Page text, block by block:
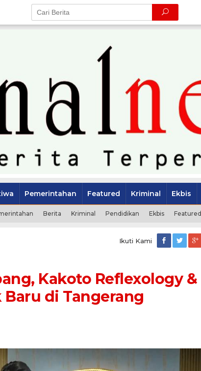
Pemerintahan Featured Kriminal Ekbis
Berita Kriminal Pendidikan Ekbis Featured
Ikuti Kami
Kakoto Reflexology &
di Tangerang